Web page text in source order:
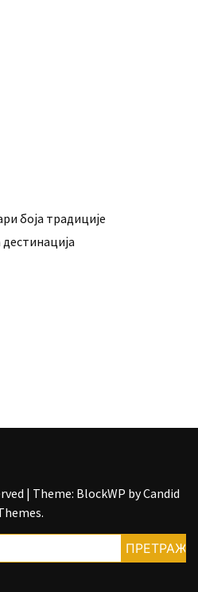
боја традиције
| Theme: BlockWP byCandid
.